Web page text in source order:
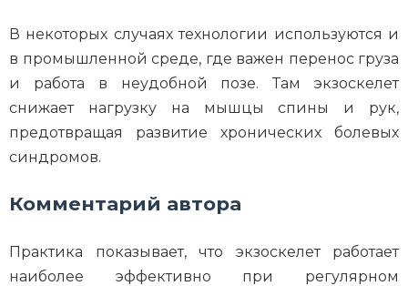
В некоторых случаях технологии используются и
в промышленной среде, где важен перенос груза
и работа в неудобной позе. Там экзоскелет
снижает нагрузку на мышцы спины и рук,
предотвращая развитие хронических болевых
синдромов.
Комментарий автора
Практика показывает, что экзоскелет работает
наиболее эффективно при регулярном